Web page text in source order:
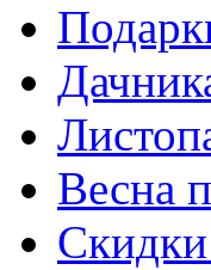
Весна